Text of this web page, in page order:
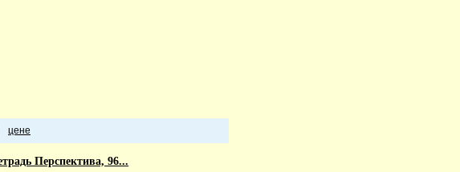
цене
Перспектива, 96...